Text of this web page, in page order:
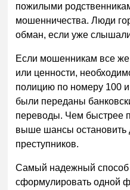
пожилыми
мошенничества. Люди
обман, если уже
Если мошенникам все же
или ценности,
полицию по номеру 100 и
были переданы
переводы. Чем быстрее
выше шансы остановить
преступников.
Самый надежный
сформулировать одной